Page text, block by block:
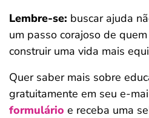
Lembre-se: buscar ajuda
um passo corajoso de
construir uma vida mais
Quer saber mais sobre
gratuitamente em seu e-
formulário e receba uma